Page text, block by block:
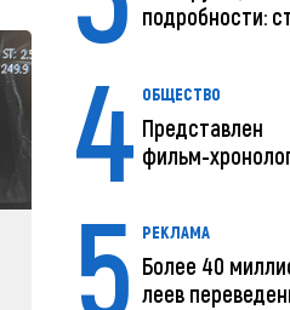
подробности:
4 ОБЩЕСТВО
Представлен
фильм-
5 РЕКЛАМА
Более 40
леев